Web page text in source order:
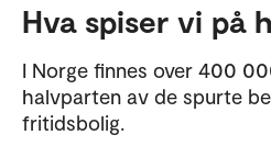
Hva spiser vi på
I Norge finnes over 400
halvparten av de spurte
fritidsbolig.